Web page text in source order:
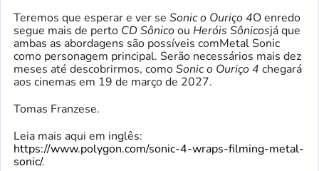
Teremos que esperar e ver se Sonic o Ouriço 4O enredo
segue mais de perto CD Sônicoou Heróis Sônicosjá que
ambas as abordagens são possíveis comMetal Sonic
como personagem principal. Serão necessários mais dez
meses até descobrirmos, comoSonic o Ouriço 4 chegará
aos cinemas em 19 de março de 2027.
Tomas Franzese.
Leia mais aqui em inglês:
https://www.polygon.com/sonic-4-wraps-filming-metal-
sonic/.